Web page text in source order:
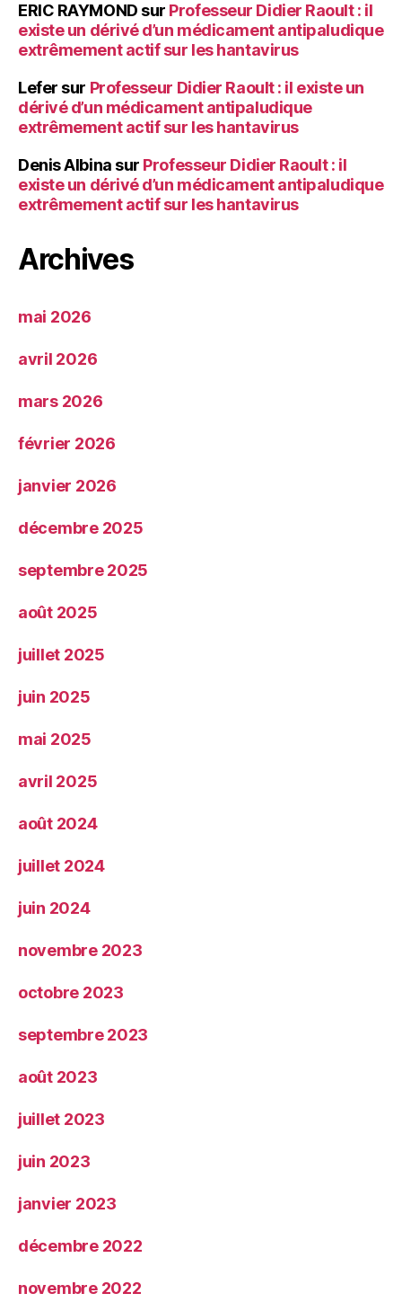
ERIC RAYMOND sur Professeur Didier Raoult : il
existe un dérivé d’un médicament antipaludique
extrêmement actif sur les hantavirus
Lefer sur Professeur Didier Raoult : il existe un
dérivé d’un médicament antipaludique
extrêmement actif sur les hantavirus
Denis Albina sur Professeur Didier Raoult : il
existe un dérivé d’un médicament antipaludique
extrêmement actif sur les hantavirus
Archives
mai 2026
avril 2026
mars 2026
février 2026
janvier 2026
décembre 2025
septembre 2025
août 2025
juillet 2025
juin 2025
mai 2025
avril 2025
août 2024
juillet 2024
juin 2024
novembre 2023
octobre 2023
septembre 2023
août 2023
juillet 2023
juin 2023
janvier 2023
décembre 2022
novembre 2022